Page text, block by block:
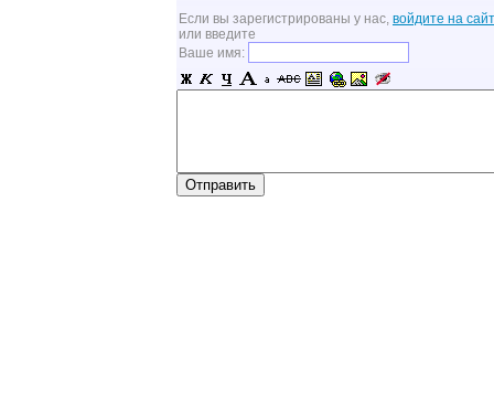
Если вы зарегистрированы у нас, войдите на сайт
или введите
Ваше имя: